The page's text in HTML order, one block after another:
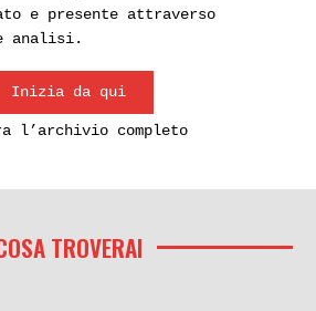
e presente attraverso
analisi.
Inizia da qui
l’archivio completo
TROVERAI